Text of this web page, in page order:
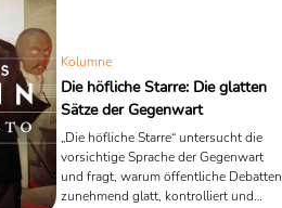
Kolumne
Die höfliche Starre: Die glatten
Sätze der Gegenwart
„Die höfliche Starre“ untersucht die
vorsichtige Sprache der Gegenwart
und fragt, warum öffentliche Debatten
zunehmend glatt, kontrolliert und